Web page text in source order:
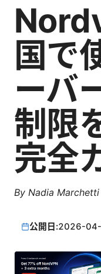
国で
ーバ
制限
完全
By Nadia Marchetti
公開日:2026-